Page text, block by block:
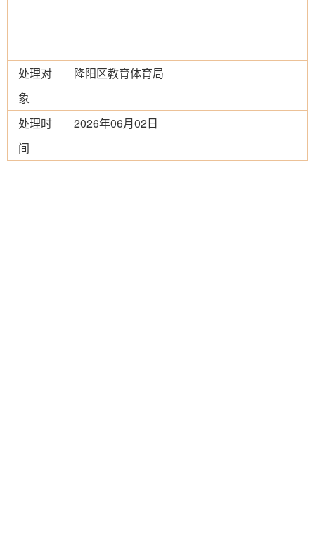
处理对
象
隆阳区教育体育局
处理时
间
2026年06月02日